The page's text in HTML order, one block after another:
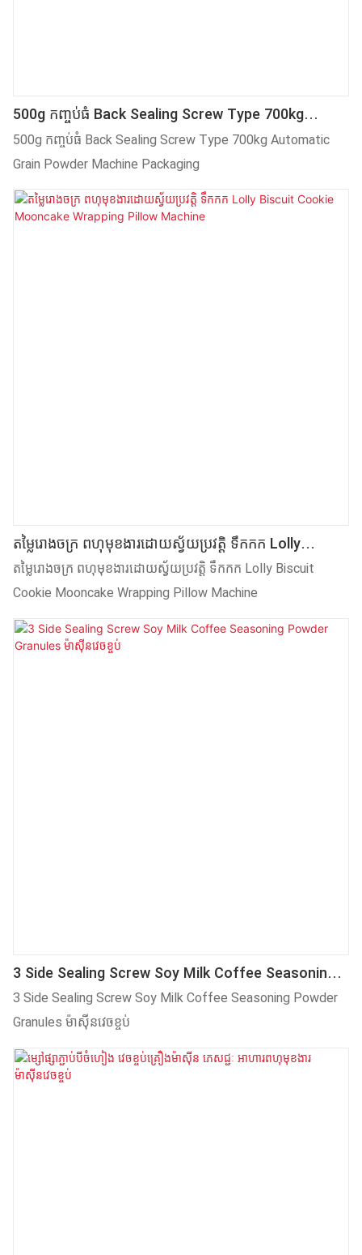
500g កញ្ចប់ធំ Back Sealing Screw Type 700kg
Automatic Grain Powder Machine Packaging
500g កញ្ចប់ធំ Back Sealing Screw Type 700kg Automatic
Grain Powder Machine Packaging
តម្លៃរោងចក្រ ពហុមុខងារដោយស្វ័យប្រវត្តិ ទឹកកក Lolly
Biscuit Cookie Mooncake Wrapping Pillow
Machine
តម្លៃរោងចក្រ ពហុមុខងារដោយស្វ័យប្រវត្តិ ទឹកកក Lolly Biscuit
Cookie Mooncake Wrapping Pillow Machine
3 Side Sealing Screw Soy Milk Coffee Seasoning
Powder Granules ម៉ាស៊ីនវេចខ្ចប់
3 Side Sealing Screw Soy Milk Coffee Seasoning Powder
Granules ម៉ាស៊ីនវេចខ្ចប់